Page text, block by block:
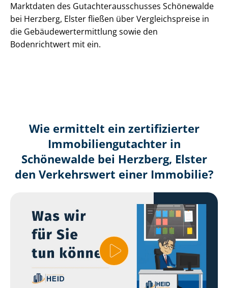
Marktdaten des Gut­ach­ter­aus­schus­ses Schönewalde
bei Herzberg, Elster fließen über Ver­gleichs­prei­se in
die Ge­bäu­de­wert­ermitt­lung sowie den
Bodenrichtwert mit ein.
Wie ermittelt ein zertifizierter
Immobilien­gutachter in
Schönewalde bei Herzberg, Elster
den Verkehrswert einer Immobilie?